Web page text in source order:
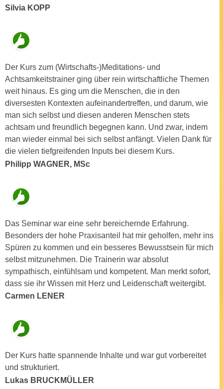
Silvia KOPP
Der Kurs zum (Wirtschafts-)Meditations- und
Achtsamkeitstrainer ging über rein wirtschaftliche Themen
weit hinaus. Es ging um die Menschen, die in den
diversesten Kontexten aufeinandertreffen, und darum, wie
man sich selbst und diesen anderen Menschen stets
achtsam und freundlich begegnen kann. Und zwar, indem
man wieder einmal bei sich selbst anfängt. Vielen Dank für
die vielen tiefgreifenden Inputs bei diesem Kurs.
Philipp WAGNER, MSc
Das Seminar war eine sehr bereichernde Erfahrung.
Besonders der hohe Praxisanteil hat mir geholfen, mehr ins
Spüren zu kommen und ein besseres Bewusstsein für mich
selbst mitzunehmen. Die Trainerin war absolut
sympathisch, einfühlsam und kompetent. Man merkt sofort,
dass sie ihr Wissen mit Herz und Leidenschaft weitergibt.
Carmen LENER
Der Kurs hatte spannende Inhalte und war gut vorbereitet
und strukturiert.
Lukas BRUCKMÜLLER
n
i
n
e
a
n
g
e
n
e
n
l
i
n
e
-
J
e
y
z
o
e
z
o
g
e
n
e
n
D
a
u
c
h
a
n
U
n
e
h